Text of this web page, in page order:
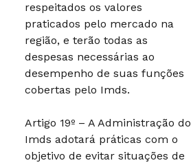
respeitados os valores
praticados pelo mercado na
região, e terão todas as
despesas necessárias ao
desempenho de suas funções
cobertas pelo Imds.
Artigo 19º – A Administração do
Imds adotará práticas com o
objetivo de evitar situações de